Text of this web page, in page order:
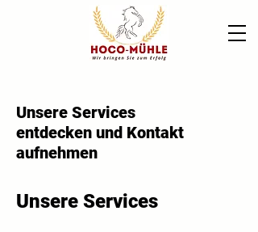
Unsere Services
entdecken und Kontakt
aufnehmen
Unsere Services